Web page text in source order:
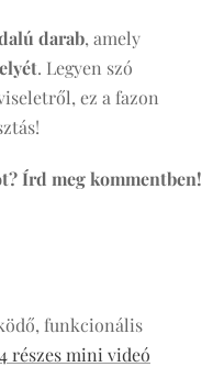
darab, amely
. Legyen szó
ez a fazon
Írd meg kommentben!
funkcionális
4 részes mini videó